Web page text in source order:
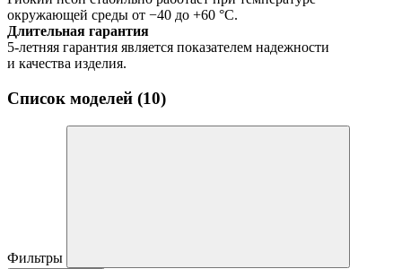
окружающей среды от −40 до +60 °C.
Длительная гарантия
5-летняя гарантия является показателем надежности
и качества изделия.
Список моделей (10)
Фильтры